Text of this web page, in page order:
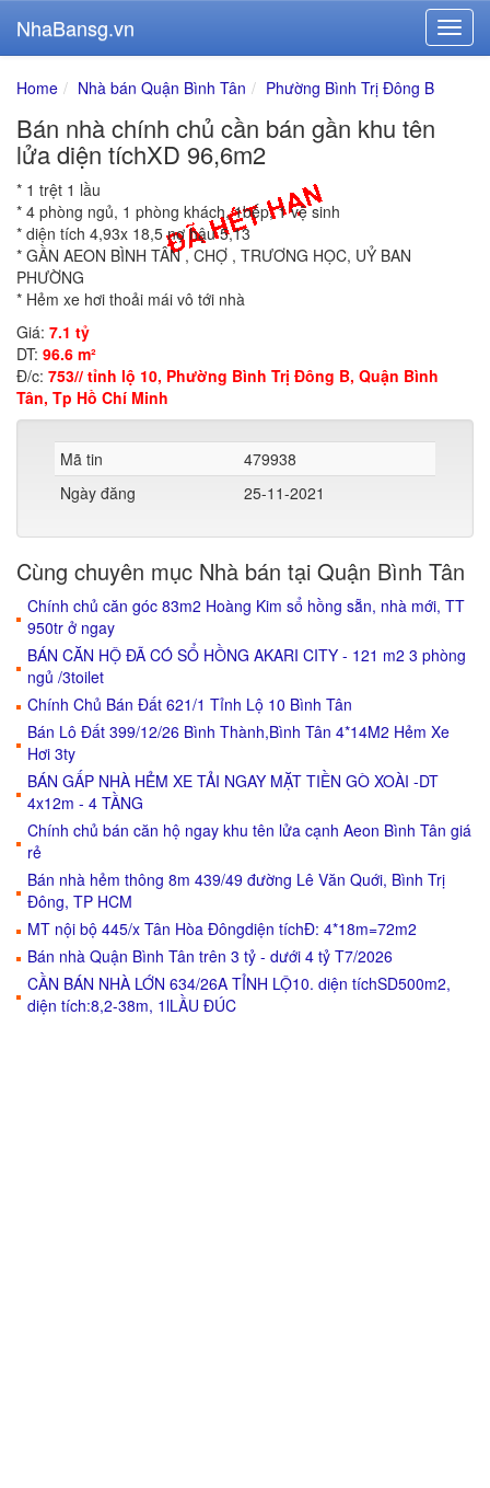
NhaBansg.vn
Home Nhà bán Quận Bình Tân Phường Bình Trị Đông B
Bán nhà chính chủ cần bán gần khu tên
lửa diện tíchXD 96,6m2
* 1 trệt 1 lầu
* 4 phòng ngủ, 1 phòng khách, 1bếp, 1 vệ sinh
* diện tích 4,93x 18,5 nợ hậu 5,13
* GẦN AEON BÌNH TÂN , CHỢ , TRƯƠNG HỌC, UỶ BAN
PHƯỜNG
* Hẻm xe hơi thoải mái vô tới nhà
Giá: 7.1 tỷ
DT: 96.6 m²
Đ/c: 753// tỉnh lộ 10, Phường Bình Trị Đông B, Quận Bình
Tân, Tp Hồ Chí Minh
Mã tin
479938
Ngày đăng
25-11-2021
Cùng chuyên mục Nhà bán tại Quận Bình Tân
Chính chủ căn góc 83m2 Hoàng Kim sổ hồng sẵn, nhà mới, TT
950tr ở ngay
BÁN CĂN HỘ ĐÃ CÓ SỔ HỒNG AKARI CITY - 121 m2 3 phòng
ngủ /3toilet
Chính Chủ Bán Đất 621/1 Tỉnh Lộ 10 Bình Tân
Bán Lô Đất 399/12/26 Bình Thành,Bình Tân 4*14M2 Hẻm Xe
Hơi 3ty
BÁN GẤP NHÀ HẺM XE TẢI NGAY MẶT TIỀN GÒ XOÀI -DT
4x12m - 4 TẦNG
Chính chủ bán căn hộ ngay khu tên lửa cạnh Aeon Bình Tân giá
rẻ
Bán nhà hẻm thông 8m 439/49 đường Lê Văn Quới, Bình Trị
Đông, TP HCM
MT nội bộ 445/x Tân Hòa Đôngdiện tíchĐ: 4*18m=72m2
Bán nhà Quận Bình Tân trên 3 tỷ - dưới 4 tỷ T7/2026
CẦN BÁN NHÀ LỚN 634/26A TỈNH LỘ10. diện tíchSD500m2,
diện tích:8,2-38m, 1lLẦU ĐÚC